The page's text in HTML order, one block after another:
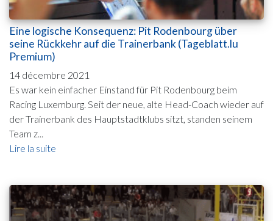
Eine logische Konsequenz: Pit Rodenbourg über
seine Rückkehr auf die Trainerbank (Tageblatt.lu
Premium)
14 décembre 2021
Es war kein einfacher Einstand für Pit Rodenbourg beim
Racing Luxemburg. Seit der neue, alte Head-Coach wieder auf
der Trainerbank des Hauptstadtklubs sitzt, standen seinem
Team z...
Lire la suite